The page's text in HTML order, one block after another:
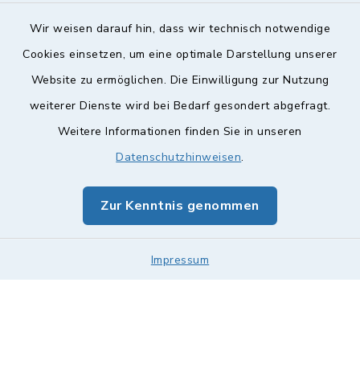
Wir weisen darauf hin, dass wir technisch notwendige
Cookies einsetzen, um eine optimale Darstellung unserer
Website zu ermöglichen. Die Einwilligung zur Nutzung
weiterer Dienste wird bei Bedarf gesondert abgefragt.
Weitere Informationen finden Sie in unseren
Datenschutzhinweisen.
Zur Kenntnis genommen
Impressum
Barrierefreiheit
Impressum
Sitemap